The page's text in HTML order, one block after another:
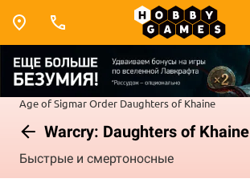
Age of SigmarOrder Daughters of Khaine
Warcry: Daughters of Khaine
Быстрые и смертоносные